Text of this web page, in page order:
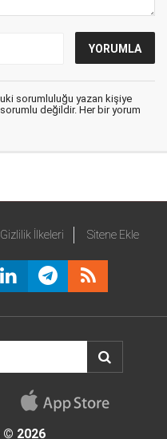
sorumluluğu yazan kişiye
değildir. Her bir yorum
Gizlilik İlkeleri Sitene Ekle
© 2026